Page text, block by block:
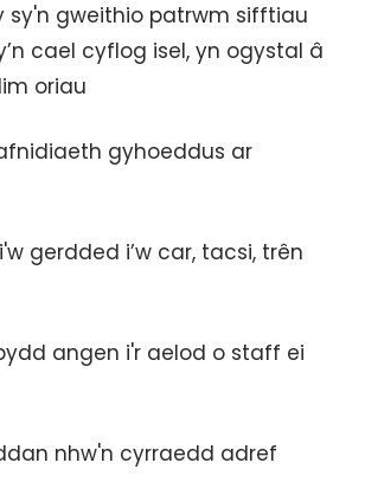
sy'n gweithio patrwm sifftiau
cael cyflog isel, yn ogystal â
oriau
gyhoeddus ar
i’w car, tacsi, trên
angen i'r aelod o staff ei
nhw'n cyrraedd adref